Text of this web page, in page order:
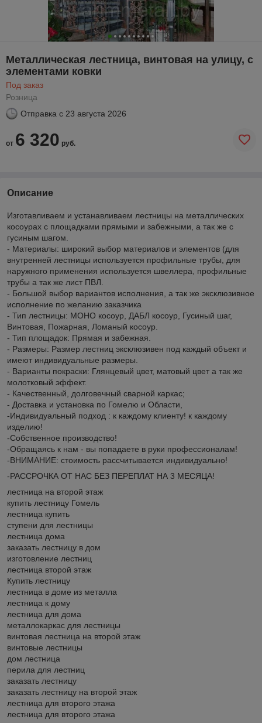
Металлическая лестница, винтовая на улицу, с
элементами ковки
Под заказ
Розница
Отправка с 23 августа 2026
от 6 320 руб.
Описание
Изготавливаем и устанавливаем лестницы на металлических
косоурах с площадками прямыми и забежными, а так же с
гусиным шагом.
- Материалы: широкий выбор материалов и элементов (для
внутренней лестницы используется профильные трубы, для
наружного применения используется швеллера, профильные
трубы а так же лист ПВЛ.
- Большой выбор вариантов исполнения, а так же эксклюзивное
исполнение по желанию заказчика
- Тип лестницы: МОНО косоур, ДАБЛ косоур, Гусиный шаг,
Винтовая, Пожарная, Ломаный косоур.
- Тип площадок: Прямая и забежная.
- Размеры: Размер лестниц эксклюзивен под каждый объект и
имеют индивидуальные размеры.
- Варианты покраски: Глянцевый цвет, матовый цвет а так же
молотковый эффект.
- Качественный, долговечный сварной каркас;
- Доставка и установка по Гомелю и Области,
-Индивидуальный подход : к каждому клиенту! к каждому
изделию!
-Собственное производство!
-Обращаясь к нам - вы попадаете в руки профессионалам!
-ВНИМАНИЕ: стоимость рассчитывается индивидуально!
-РАССРОЧКА ОТ НАС БЕЗ ПЕРЕПЛАТ НА 3 МЕСЯЦА!
лестница на второй этаж
купить лестницу Гомель
лестница купить
ступени для лестницы
лестница дома
заказать лестницу в дом
изготовление лестниц
лестница второй этаж
Купить лестницу
лестница в доме из металла
лестница к дому
лестница для дома
металлокаркас для лестницы
винтовая лестница на второй этаж
винтовые лестницы
дом лестница
перила для лестниц
заказать лестницу
заказать лестницу на второй этаж
лестница для второго этажа
лестница для второго этажа